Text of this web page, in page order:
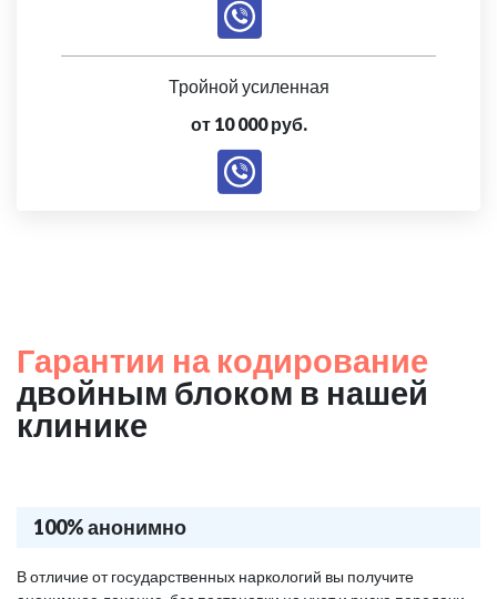
Тройной усиленная
от 10 000 руб.
Гарантии на кодирование
двойным блоком в нашей
клинике
100% анонимно
В отличие от государственных наркологий вы получите